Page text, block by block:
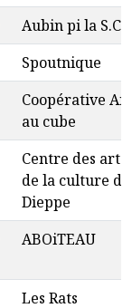
Aubin pi la
Spoutnique
Coopérative Air
au cube
Centre des arts
de la culture de
Dieppe
ABOiTEAU
Les Rats